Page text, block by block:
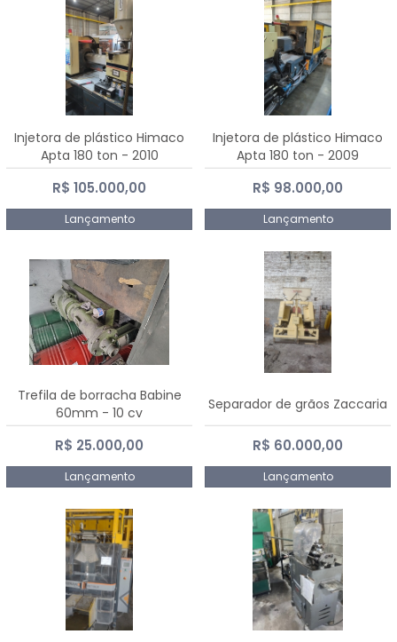
Injetora de plástico Himaco
Apta 180 ton - 2010
R$ 105.000,00
Lançamento
Injetora de plástico Himaco
Apta 180 ton - 2009
R$ 98.000,00
Lançamento
Trefila de borracha Babine
60mm - 10 cv
R$ 25.000,00
Lançamento
Separador de grãos Zaccaria
R$ 60.000,00
Lançamento